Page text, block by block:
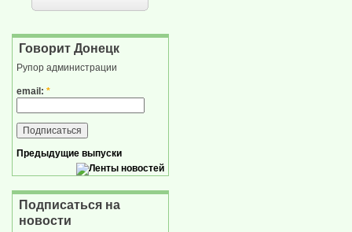
Говорит Донецк
Рупор администрации
email: *
Предыдущие выпуски
Подписаться на
новости